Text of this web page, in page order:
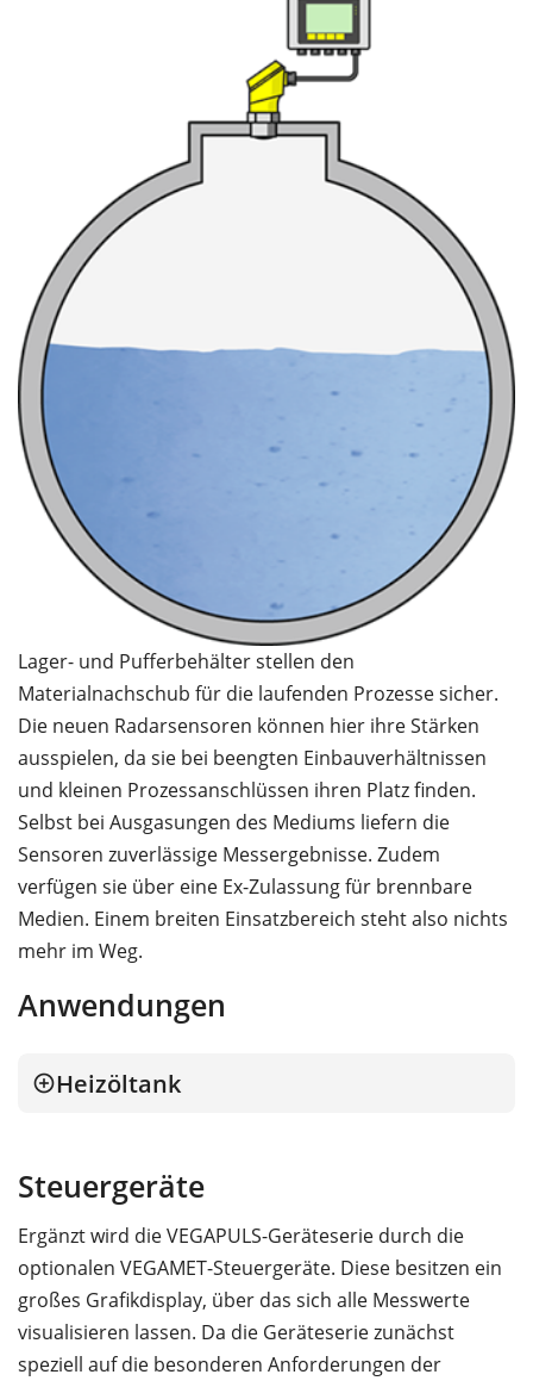
Lager- und Pufferbehälter stellen den
Materialnachschub für die laufenden Prozesse sicher.
Die neuen Radarsensoren können hier ihre Stärken
ausspielen, da sie bei beengten Einbauverhältnissen
und kleinen Prozessanschlüssen ihren Platz finden.
Selbst bei Ausgasungen des Mediums liefern die
Sensoren zuverlässige Messergebnisse. Zudem
verfügen sie über eine Ex-Zulassung für brennbare
Medien. Einem breiten Einsatzbereich steht also nichts
mehr im Weg.
Anwendungen
Heizöltank
Steuergeräte
Ergänzt wird die VEGAPULS-Geräteserie durch die
optionalen VEGAMET-Steuergeräte. Diese besitzen ein
großes Grafikdisplay, über das sich alle Messwerte
visualisieren lassen. Da die Geräteserie zunächst
speziell auf die besonderen Anforderungen der